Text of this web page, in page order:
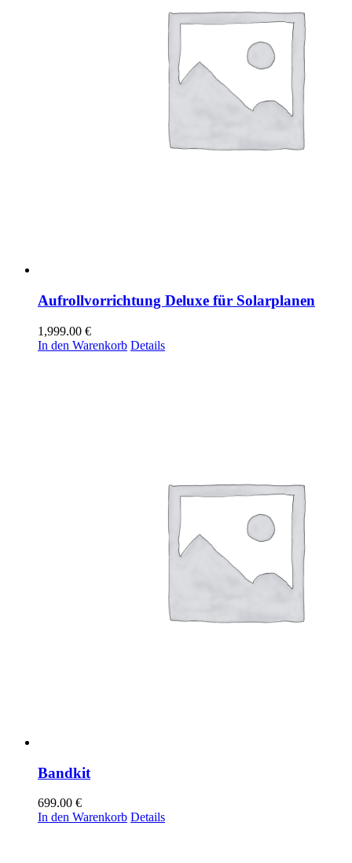
Aufrollvorrichtung Deluxe für Solarplanen
1,999.00 €
In den Warenkorb Details
Bandkit
699.00 €
In den Warenkorb Details